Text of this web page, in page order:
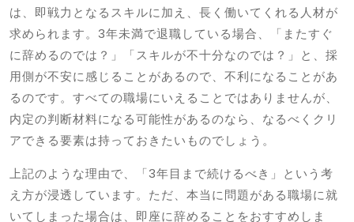
は、即戦力となるスキルに加え、長く働いてくれる人材が
求められます。3年未満で退職している場合、「またすぐ
に辞めるのでは？」「スキルが不十分なのでは？」と、採
用側が不安に感じることがあるので、不利になることがあ
るのです。すべての職場にいえることではありませんが、
内定の判断材料になる可能性があるのなら、なるべくクリ
アできる要素は持っておきたいものでしょう。
上記のような理由で、「3年目まで続けるべき」という考
え方が浸透しています。ただ、本当に問題がある職場に就
いてしまった場合は、即座に辞めることをおすすめしま